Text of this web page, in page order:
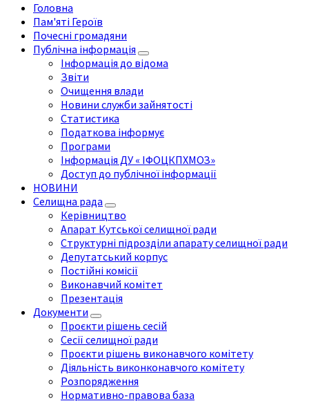
Головна
Пам'яті Героїв
Почесні громадяни
Публічна інформація
Інформація до відома
Звіти
Очищення влади
Новини служби зайнятості
Статистика
Податкова інформує
Програми
Інформація ДУ « ІФОЦКПХМОЗ»
Доступ до публічної інформації
НОВИНИ
Селищна рада
Керівництво
Апарат Кутської селищної ради
Структурні підрозділи апарату селищної ради
Депутатський корпус
Постійні комісії
Виконавчий комітет
Презентація
Документи
Проєкти рішень сесій
Сесії селищної ради
Проєкти рішень виконавчого комітету
Діяльність виконконавчого комітету
Розпорядження
Нормативно-правова база